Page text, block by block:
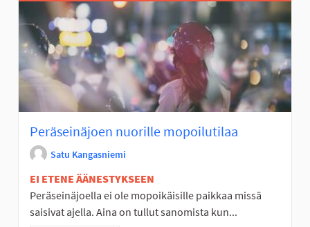
Peräseinäjoen nuorille mopoilutilaa
Satu Kangasniemi
EI ETENE ÄÄNESTYKSEEN
Peräseinäjoella ei ole mopoikäisille paikkaa missä
saisivat ajella. Aina on tullut sanomista kun...